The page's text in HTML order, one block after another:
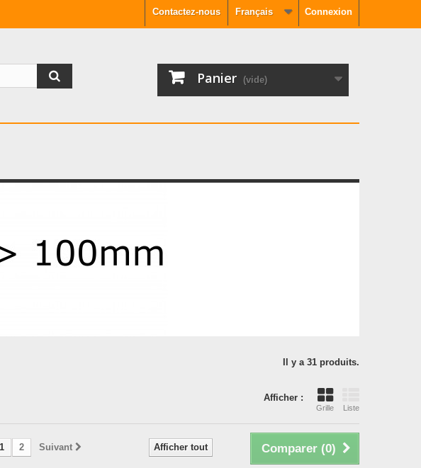
Connexion
Français
Contactez-nous
Panier (vide)
Il y a 31 produits.
Afficher :
Grille Liste
Comparer (0)
Afficher tout
1 2 Suivant